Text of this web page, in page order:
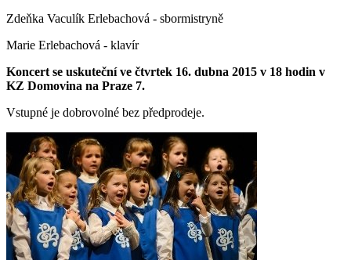
Zdeňka Vaculík Erlebachová - sbormistryně
Marie Erlebachová - klavír
Koncert se uskuteční ve čtvrtek 16. dubna 2015 v 18 hodin v
KZ Domovina na Praze 7.
Vstupné je dobrovolné bez předprodeje.